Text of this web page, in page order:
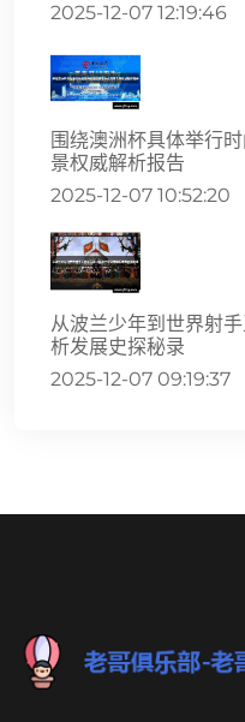
2025-12-07 12:19:46
围绕澳洲杯具体举行
景权威解析报告
2025-12-07 10:52:20
从波兰少年到世界射
析发展史探秘录
2025-12-07 09:19:37